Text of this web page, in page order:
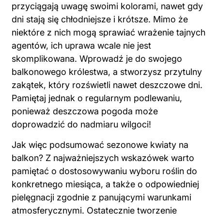
przyciągają uwagę swoimi kolorami, nawet gdy
dni stają się chłodniejsze i krótsze. Mimo że
niektóre z nich mogą sprawiać wrażenie tajnych
agentów, ich uprawa wcale nie jest
skomplikowana. Wprowadź je do swojego
balkonowego królestwa, a stworzysz przytulny
zakątek, który rozświetli nawet deszczowe dni.
Pamiętaj jednak o regularnym podlewaniu,
ponieważ deszczowa pogoda może
doprowadzić do nadmiaru wilgoci!
Jak więc podsumować sezonowe kwiaty na
balkon? Z najważniejszych wskazówek warto
pamiętać o dostosowywaniu wyboru roślin do
konkretnego miesiąca, a także o odpowiedniej
pielęgnacji zgodnie z panującymi warunkami
atmosferycznymi. Ostatecznie tworzenie